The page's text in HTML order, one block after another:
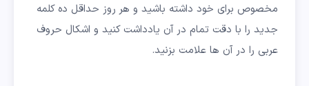
مخصوص برای خود داشته باشید و هر روز حداقل ده کلمه
جدید را با دقت تمام در آن یادداشت کنید و اشکال حروف
عربی را در آن ها علامت بزنید.